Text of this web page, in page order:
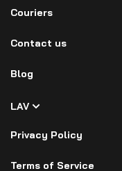
Couriers
Contact us
Blog
LAV
Privacy Policy
Terms of Service